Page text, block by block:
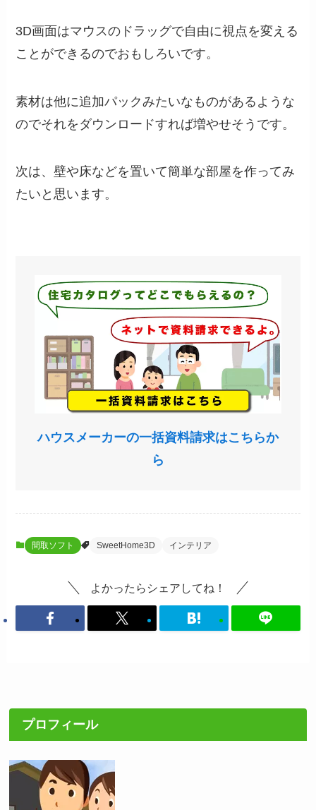
3D画面はマウスのドラッグで自由に視点を変える
ことができるのでおもしろいです。
素材は他に追加パックみたいなものがあるような
のでそれをダウンロードすれば増やせそうです。
次は、壁や床などを置いて簡単な部屋を作ってみ
たいと思います。
ハウスメーカーの一括資料請求はこちらか
ら
間取ソフト SweetHome3D インテリア
よかったらシェアしてね！
プロフィール